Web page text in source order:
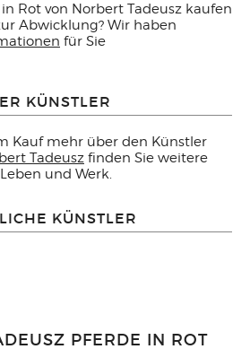
Rot von Norbert Tadeusz kaufen
Abwicklung? Wir haben
für Sie
KÜNSTLER
Kauf mehr über den Künstler
Tadeusz finden Sie weitere
und Werk.
KÜNSTLER
PFERDE IN ROT